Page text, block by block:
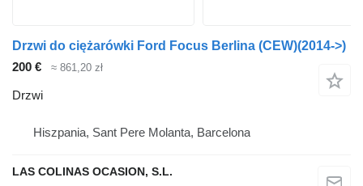
Drzwi do ciężarówki Ford Focus Berlina (CEW)(2014->)
200 €
≈ 861,20 zł
Drzwi
Hiszpania, Sant Pere Molanta, Barcelona
LAS COLINAS OCASION, S.L.